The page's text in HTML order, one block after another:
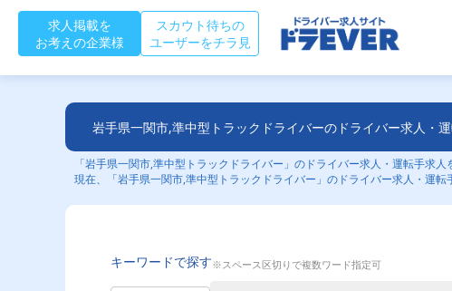
求人掲載を
お考えの企業様
スカウト待ちの
ユーザーをチラ見
岩手県一関市,準中型トラックドライバーのドライバー求人・
「岩手県一関市,準中型トラックドライバー」のドライバー求人・運転手求人
現在、「岩手県一関市,準中型トラックドライバー」のドライバー求人・運転
キーワードで探す※スペース区切りで複数ワード指定可